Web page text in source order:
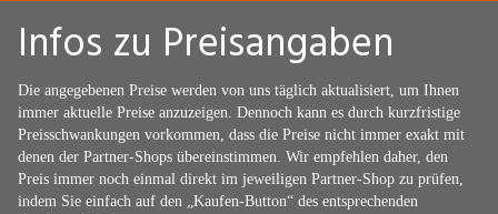
Infos zu Preisangaben
Die angegebenen Preise werden von uns täglich aktualisiert, um Ihnen
immer aktuelle Preise anzuzeigen. Dennoch kann es durch kurzfristige
Preisschwankungen vorkommen, dass die Preise nicht immer exakt mit
denen der Partner-Shops übereinstimmen. Wir empfehlen daher, den
Preis immer noch einmal direkt im jeweiligen Partner-Shop zu prüfen,
indem Sie einfach auf den „Kaufen-Button“ des entsprechenden